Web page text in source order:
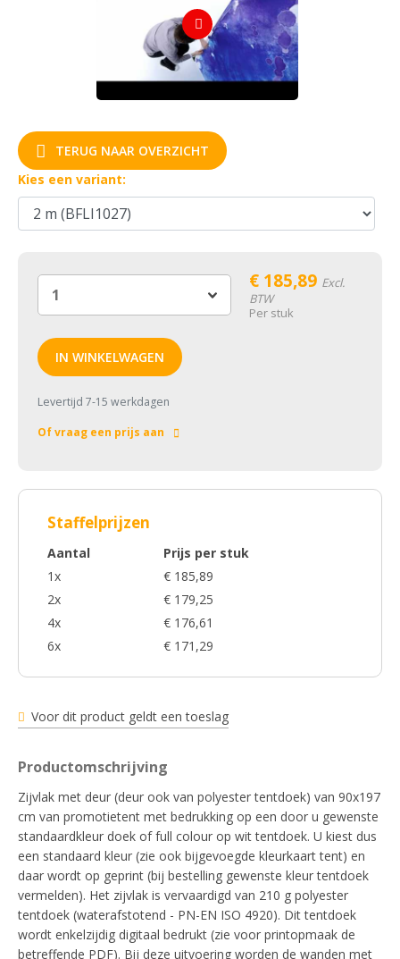
TERUG NAAR OVERZICHT
Kies een variant:
€ 185,89 Excl.
BTW
Per stuk
IN WINKELWAGEN
Levertijd 7-15 werkdagen
Of vraag een prijs aan
Staffelprijzen
Aantal
Prijs per stuk
1x
€ 185,89
2x
€ 179,25
4x
€ 176,61
6x
€ 171,29
Voor dit product geldt een toeslag
Productomschrijving
Zijvlak met deur (deur ook van polyester tentdoek) van 90x197
cm van promotietent met bedrukking op een door u gewenste
standaardkleur doek of full colour op wit tentdoek. U kiest dus
een standaard kleur (zie ook bijgevoegde kleurkaart tent) en
daar wordt op geprint (bij bestelling gewenste kleur tentdoek
vermelden). Het zijvlak is vervaardigd van 210 g polyester
tentdoek (waterafstotend - PN-EN ISO 4920). Dit tentdoek
wordt enkelzijdig digitaal bedrukt (zie voor printopmaak de
betreffende PDF). Bij deze uitvoering worden de wanden met